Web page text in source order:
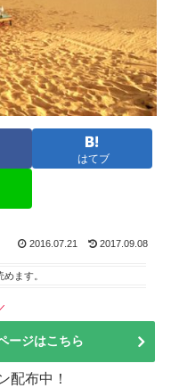
はてブ
2016.07.21 2017.09.08
めます。
ージはこちら
配布中！